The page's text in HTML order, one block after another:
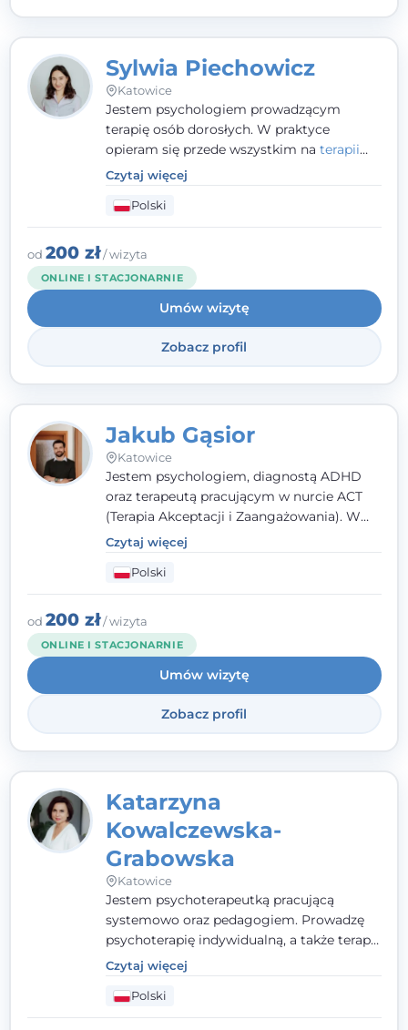
Sylwia Piechowicz
Katowice
Jestem psychologiem prowadzącym
terapię osób dorosłych. W praktyce
opieram się przede wszystkim na terapii
poznawczo-behawioralnej
podejściu skoncentrowanym na
rozwiązaniach (TSR) oraz Racjonalnej
Terapii Zachowania (RTZ). Dużą wagę
przykładam do relacji opartej na empatii,
poczuciu bezpieczeństwa i wzajemnym
zrozumieniu.
Czytaj więcej
Polski
od 200 zł/ wizyta
ONLINE I STACJONARNIE
Umów wizytę
Zobacz profil
Jakub Gąsior
Katowice
Jestem psychologiem, diagnostą ADHD
oraz terapeutą pracującym w nurcie ACT
(Terapia Akceptacji i Zaangażowania). W
kontakcie z pacjentem najważniejsze są dla
mnie serdeczność, zrozumienie i atmosfera
pełna ciepła. Wierzę, że skuteczna terapia
to wspólne działanie - razem tworzymy
zespół, który szuka rozwiązań.
Czytaj więcej
Polski
od 200 zł/ wizyta
ONLINE I STACJONARNIE
Umów wizytę
Zobacz profil
Katarzyna
Kowalczewska-
Grabowska
Katowice
Jestem psychoterapeutką pracującą
systemowo oraz pedagogiem. Prowadzę
psychoterapię indywidualną, a także terapię
par, małżeństw i rodzin. Patrzę na
człowieka całościowo - w kontekście jego
relacji z rodziną, pracą i otoczeniem - i
opieram współpracę na Twoich mocnych
Czytaj więcej
Polski